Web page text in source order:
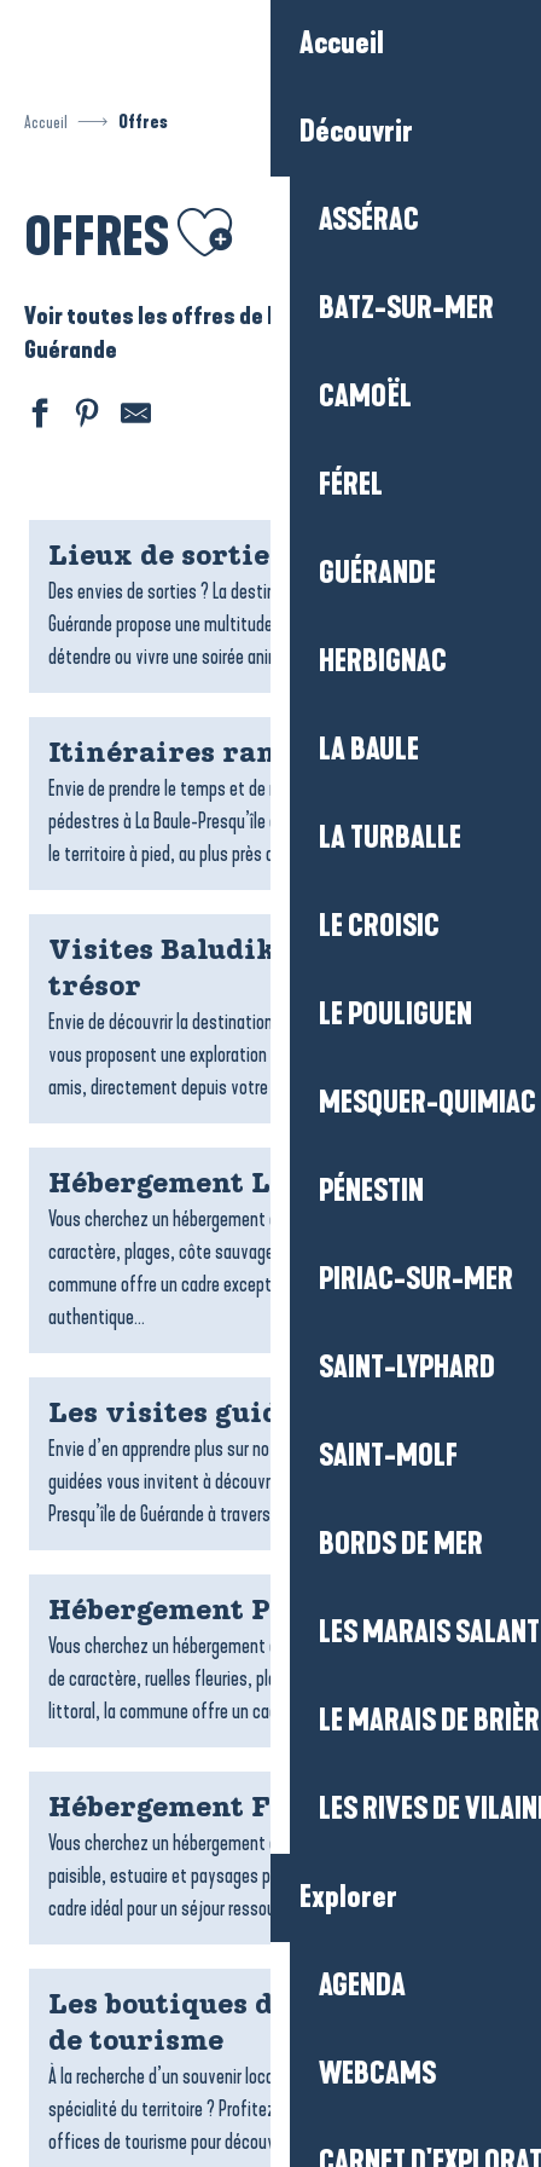
Accueil
Découvrir
ASSÉRAC
BATZ-SUR-MER
CAMOËL
FÉREL
GUÉRANDE
HERBIGNAC
LA BAULE
LA TURBALLE
LE CROISIC
LE POULIGUEN
MESQUER-QUIMIAC
PÉNESTIN
PIRIAC-SUR-MER
SAINT-LYPHARD
SAINT-MOLF
BORDS DE MER
LES MARAIS
LE MARAIS DE
LES RIVES DE
Explorer
AGENDA
WEBCAMS
Accueil Offres
OFFRES Ajouter aux favoris
Voir toutes les offres de La Baule – Presqu’ile de
Guérande
Lieux de sorties et spectacles
Des envies de sorties ? La destination La Baule-Presqu’île de
Guérande propose une multitude de lieux pour s’amuser, se
détendre ou vivre une soirée animée : bars...
Itinéraires rando
Envie de prendre le temps et de respirer ? Les randonnées
pédestres à La Baule-Presqu’île de Guérande invitent à explorer
le territoire à pied, au plus près des paysages. Entre...
Visites Baludik et chasses au
trésor
Envie de découvrir la destination ? Les jeux de piste Baludik
vous proposent une exploration ludique, en famille ou entre
amis, directement depuis votre téléphone. Suivez des...
Hébergement Le Croisic
Vous cherchez un hébergement au Croisic ? Entre port de
caractère, plages, côte sauvage et ruelles typiques, la
commune offre un cadre exceptionnel pour un séjour
authentique...
Les visites guidées
Envie d’en apprendre plus sur notre territoire ? Les visites
guidées vous invitent à découvrir toute la richesse de la
Presqu’île de Guérande à travers une sélection de visites...
Hébergement Piriac-sur-Mer
Vous cherchez un hébergement à Piriac-sur-Mer ? Entre village
de caractère, ruelles fleuries, plages, criques et charme du
littoral, la commune offre un cadre idéal pour un...
Hébergement Férel
Vous cherchez un hébergement à Férel ? Entre campagne
paisible, estuaire et paysages préservés, la commune offre un
cadre idéal pour un séjour ressourçant. Locations, chambres...
Les boutiques de votre Office
de tourisme
À la recherche d’un souvenir local, d’une idée cadeau ou d’une
spécialité du territoire ? Profitez de votre passage dans nos
offices de tourisme pour découvrir nos espaces...